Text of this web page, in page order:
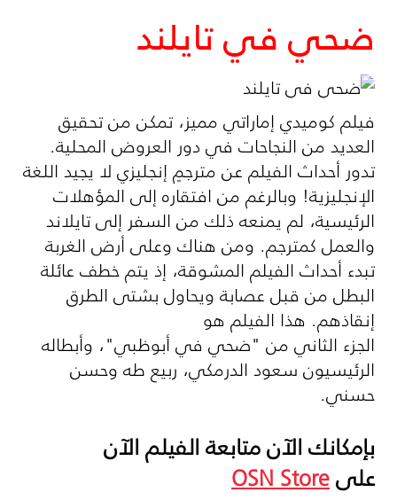
ضحي في تايلند
فيلم كوميدي إماراتي مميز، تمكن من تحقيق
العديد من النجاحات في دور العروض المحلية.
تدور أحداث الفيلم عن مترجمٍ إنجليزي لا يجيد اللغة
الإنجليزية! وبالرغم من افتقاره إلى المؤهلات
الرئيسية، لم يمنعه ذلك من السفر إلى تايلاند
والعمل كمترجم. ومن هناك وعلى أرض الغربة
تبدء أحداث الفيلم المشوقة، إذ يتم خطف عائلة
البطل من قبل عصابة ويحاول بشتى الطرق
إنقاذهم. هذا الفيلم هو
الجزء الثاني من "ضحي في أبوظبي"، وأبطاله
الرئيسيون سعود الدرمكي، ربيع طه وحسن
حسني.
بإمكانك الآن متابعة الفيلم الآن
علىOSN Store